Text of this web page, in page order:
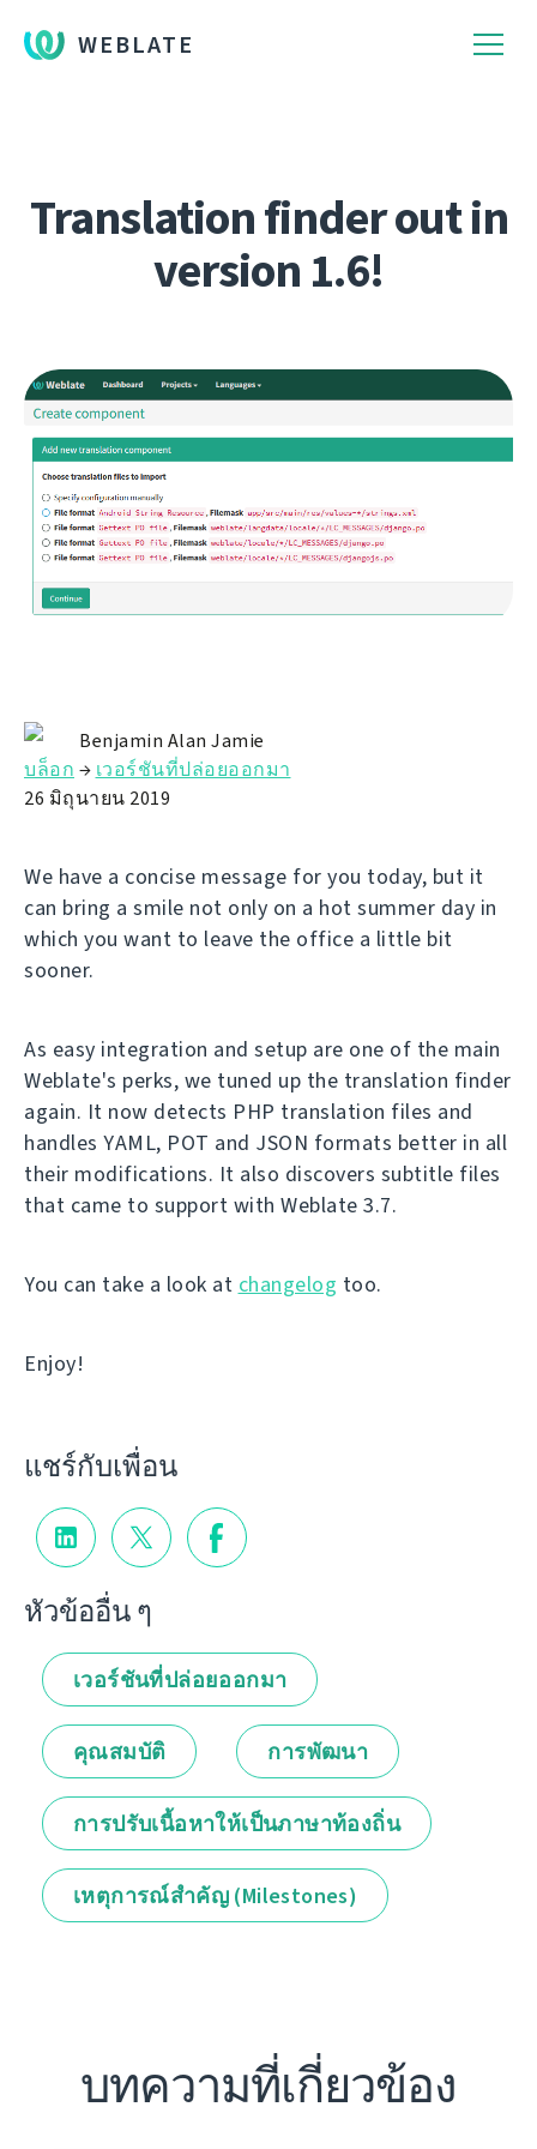
WEBLATE
Translation finder out in
version 1.6!
Benjamin Alan Jamie
บล็อก → เวอร์ชันที่ปล่อยออกมา
26 มิถุนายน 2019
We have a concise message for you today, but it
can bring a smile not only on a hot summer day in
which you want to leave the office a little bit
sooner.
As easy integration and setup are one of the main
Weblate's perks, we tuned up the translation finder
again. It now detects PHP translation files and
handles YAML, POT and JSON formats better in all
their modifications. It also discovers subtitle files
that came to support with Weblate 3.7.
You can take a look at changelog too.
Enjoy!
แชร์กับเพื่อน
หัวข้ออื่น ๆ
เวอร์ชันที่ปล่อยออกมา
คุณสมบัติ การพัฒนา
การปรับเนื้อหาให้เป็นภาษาท้องถิ่น
เหตุการณ์สำคัญ (Milestones)
บทความที่เกี่ยวข้อง